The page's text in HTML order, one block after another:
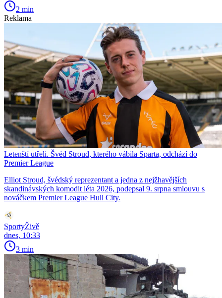
2 min
Reklama
Letenští utřeli. Švéd Stroud, kterého vábila Sparta, odchází do
Premier League
Elliot Stroud, švédský reprezentant a jedna z nejžhavějších
skandinávských komodit léta 2026, podepsal 9. srpna smlouvu s
nováčkem Premier League Hull City.
SportyŽivě
dnes, 10:33
3 min